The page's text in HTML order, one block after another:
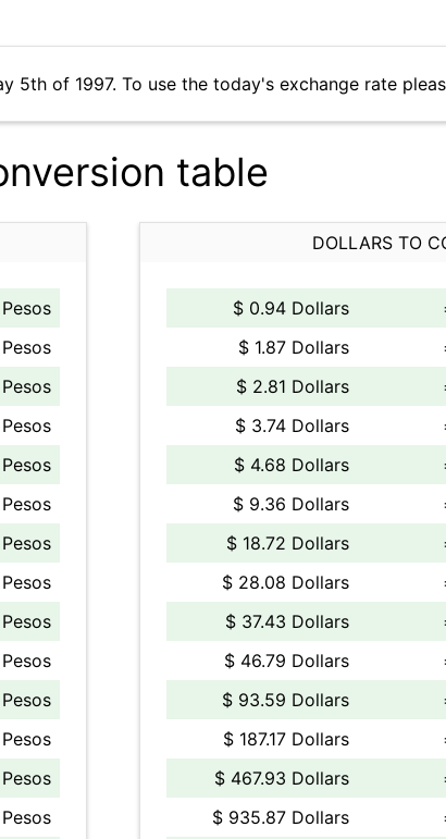
5th of 1997. To use the today's exchange rate
table
DOLLARS TO
$ 0.94 Dollars
$ 1.87 Dollars
$ 2.81 Dollars
$ 3.74 Dollars
$ 4.68 Dollars
$ 9.36 Dollars
$ 18.72 Dollars
$ 28.08 Dollars
$ 37.43 Dollars
$ 46.79 Dollars
$ 93.59 Dollars
$ 187.17 Dollars
$ 467.93 Dollars
$ 935.87 Dollars